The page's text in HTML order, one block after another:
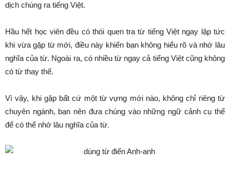
dịch chúng ra tiếng Việt.
Hầu hết học viên đều có thói quen tra từ tiếng Việt ngay lập tức
khi vừa gặp từ mới, điều này khiến bạn không hiểu rõ và nhớ lâu
nghĩa của từ. Ngoài ra, có nhiều từ ngay cả tiếng Việt cũng không
có từ thay thế.
Vì vậy, khi gặp bất cứ một từ vựng mới nào, không chỉ riêng từ
chuyên ngành, bạn nên đưa chúng vào những ngữ cảnh cụ thể
để có thể nhớ lâu nghĩa của từ.